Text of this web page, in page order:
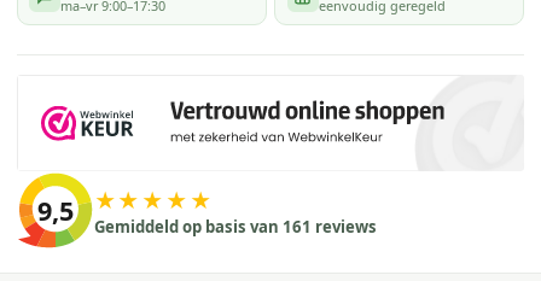
ma–vr 9:00–17:30
eenvoudig geregeld
9,5 ★★★★★
Gemiddeld op basis van 161 reviews